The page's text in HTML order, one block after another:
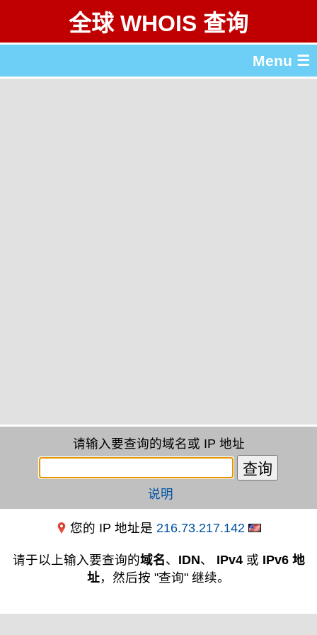
全球 WHOIS 查询
Menu ☰
请输入要查询的域名或 IP 地址
说明
您的 IP 地址是 216.73.217.142
请于以上输入要查询的域名、 IDN、 IPv4或 IPv6 地
址，然后按 "查询" 继续。